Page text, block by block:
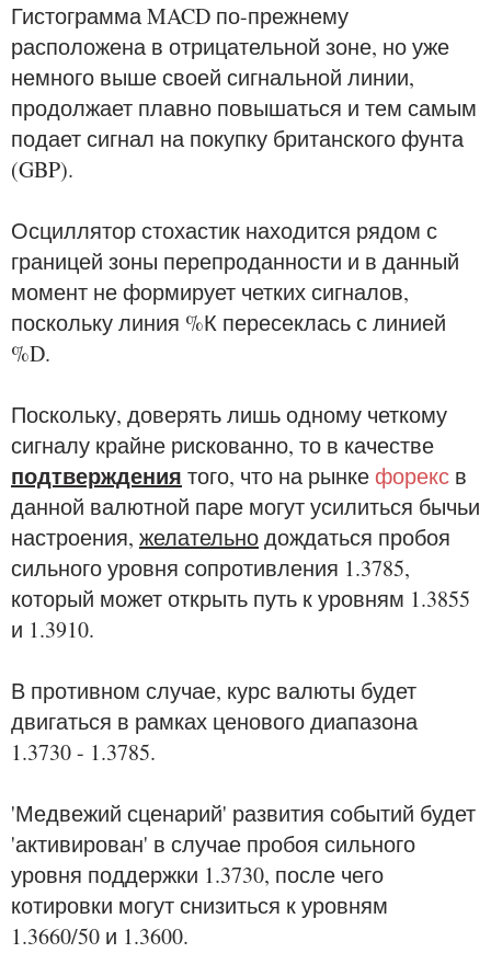
Гистограмма MACD по-прежнему
расположена в отрицательной зоне, но уже
немного выше своей сигнальной линии,
продолжает плавно повышаться и тем самым
подает сигнал на покупку британского фунта
(GBP).
Осциллятор стохастик находится рядом с
границей зоны перепроданности и в данный
момент не формирует четких сигналов,
поскольку линия %К пересеклась с линией
%D.
Поскольку, доверять лишь одному четкому
сигналу крайне рискованно, то в качестве
подтверждения того, что на рынкефорекс в
данной валютной паре могут усилиться бычьи
настроения, желательнодождаться пробоя
сильного уровня сопротивления 1.3785,
который может открыть путь к уровням 1.3855
и 1.3910.
В противном случае, курс валюты будет
двигаться в рамках ценового диапазона
1.3730 - 1.3785.
'Медвежий сценарий' развития событий будет
'активирован' в случае пробоя сильного
уровня поддержки 1.3730, после чего
котировки могут снизиться к уровням
1.3660/50 и 1.3600.